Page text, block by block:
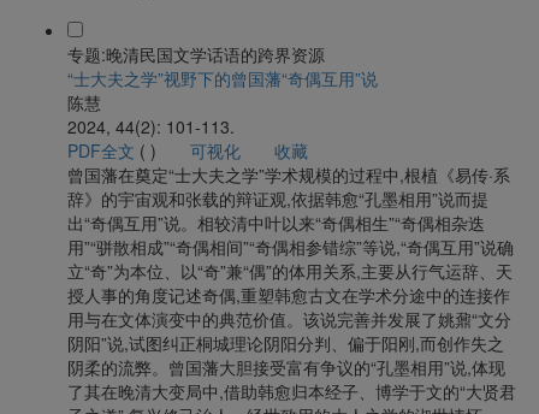
专题:晚清民国文学话语的跨界资源
“士大夫之学”视野下的曾国藩“奇偶互用”说
陈慧
2024, 44(2): 101-113.
PDF全文 ( ) 可视化
收藏
曾国藩在奠定“士大夫之学”学术规模的过程中,根植《易传·系
辞》的宇宙观和张载的辩证观,依据韩愈“孔墨相用”说而提
出“奇偶互用”说。相较清中叶以来“奇偶相生”“奇偶相杂迭
用”“骈散相成”“奇偶相间”“奇偶相参错综”等说,“奇偶互用”说确
立“奇”为本位、以“奇”兼“偶”的体用关系,主要从行气运辞、天
授人事的角度记述奇偶,重塑韩愈古文在学术分途中的连接作
用与在文体演变中的典范价值。该说完善并发展了姚鼐“文分
阴阳”说,试图纠正桐城理论阴阳分判、偏于阳刚,而创作失之
阴柔的流弊。曾国藩大胆接受富有争议的“孔墨相用”说,体现
了其在晚清大变局中,借助韩愈归本经子、博学于文的“大贤君